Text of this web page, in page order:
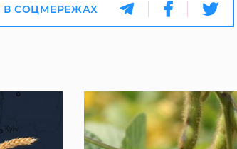
В СОЦМЕРЕЖАХ